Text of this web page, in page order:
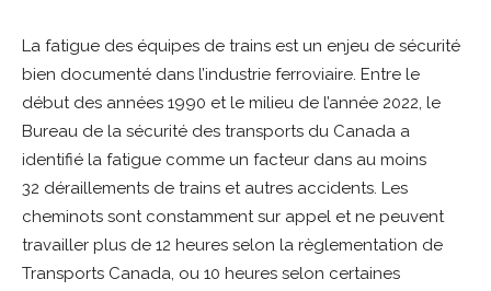
La fatigue des équipes de trains est un enjeu de sécurité
bien documenté dans l’industrie ferroviaire. Entre le
début des années 1990 et le milieu de l’année 2022, le
Bureau de la sécurité des transports du Canada a
identifié la fatigue comme un facteur dans au moins
32 déraillements de trains et autres accidents. Les
cheminots sont constamment sur appel et ne peuvent
travailler plus de 12 heures selon la règlementation de
Transports Canada, ou 10 heures selon certaines